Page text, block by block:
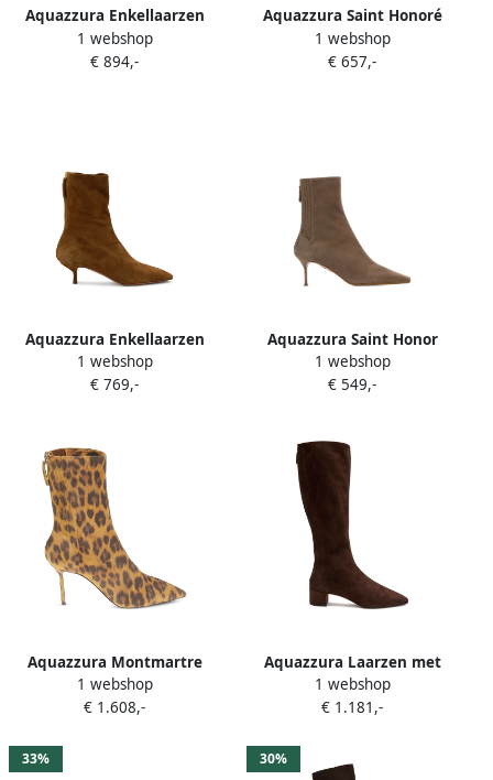
Aquazzura Enkellaarzen
met geribbeld vlak en rits
Bruin
1 webshop
€ 894,-
Aquazzura Saint Honoré
enkellaarzen met luipaard-
print Bruin
1 webshop
€ 657,-
Aquazzura Enkellaarzen
met puntige neus Bruin
1 webshop
€ 769,-
Aquazzura Saint Honor
suède enkellaarzen Bruin
1 webshop
€ 549,-
Aquazzura Montmartre
enkellaarzen met
luipaardprint en puntneus
1 webshop
€ 1.608,-
Aquazzura Laarzen met
blokhak Bruin
1 webshop
€ 1.181,-
33% 30%